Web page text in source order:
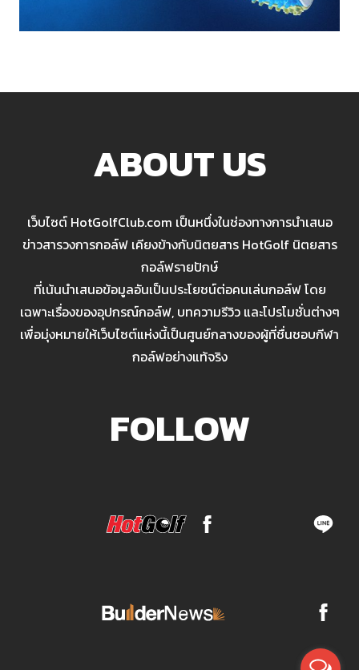
ABOUT US
เว็บไซต์ HotGolfClub.com เป็นหนึ่งในช่องทางการนำเสนอ
ข่าวสารวงการกอล์ฟ เคียงข้างกับนิตยสาร HotGolf นิตยสาร
กอล์ฟรายปักษ์
ที่เน้นนำเสนอข้อมูลอันเป็นประโยชน์ต่อคนเล่นกอล์ฟ โดย
เฉพาะเรื่องของอุปกรณ์กอล์ฟ, บทความรีวิว และโปรโมชั่นต่างๆ
เพื่อมุ่งหมายให้เว็บไซต์แห่งนี้เป็นศูนย์กลางของผู้ที่ชื่นชอบกีฬา
กอล์ฟอย่างแท้จริง
FOLLOW